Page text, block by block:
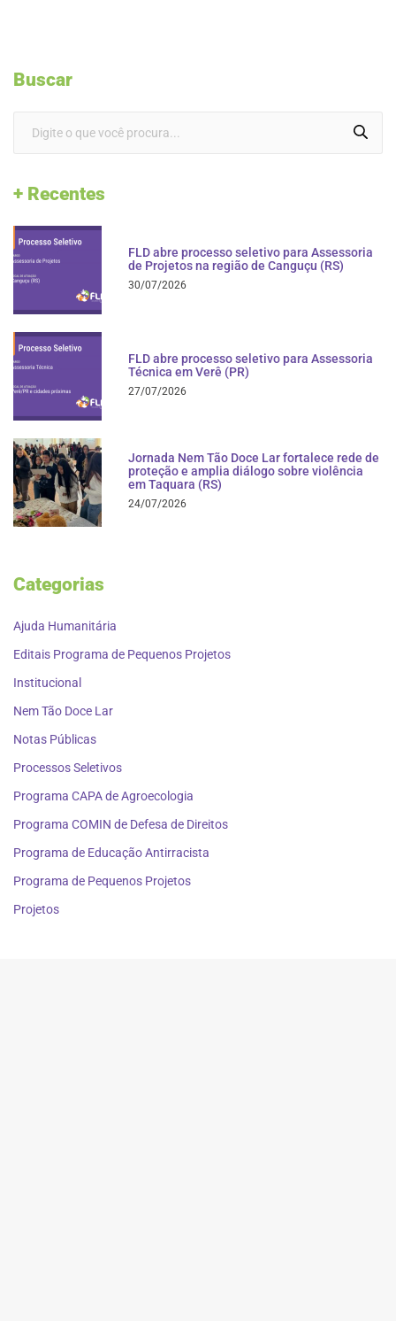
Buscar
+ Recentes
FLD abre processo seletivo para Assessoria
de Projetos na região de Canguçu (RS)
30/07/2026
FLD abre processo seletivo para Assessoria
Técnica em Verê (PR)
27/07/2026
Jornada Nem Tão Doce Lar fortalece rede de
proteção e amplia diálogo sobre violência
em Taquara (RS)
24/07/2026
Categorias
Ajuda Humanitária
Editais Programa de Pequenos Projetos
Institucional
Nem Tão Doce Lar
Notas Públicas
Processos Seletivos
Programa CAPA de Agroecologia
Programa COMIN de Defesa de Direitos
Programa de Educação Antirracista
Programa de Pequenos Projetos
Projetos